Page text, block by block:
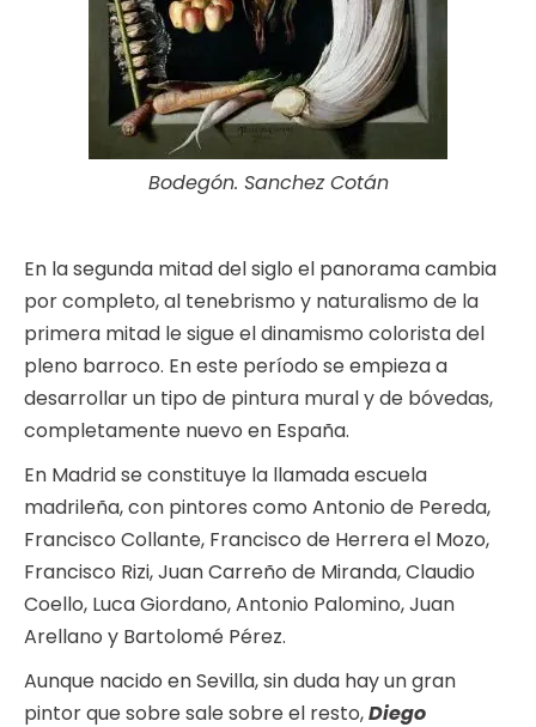
Bodegón. Sanchez Cotán
En la segunda mitad del siglo el panorama cambia
por completo, al tenebrismo y naturalismo de la
primera mitad le sigue el dinamismo colorista del
pleno barroco. En este período se empieza a
desarrollar un tipo de pintura mural y de bóvedas,
completamente nuevo en España.
En Madrid se constituye la llamada escuela
madrileña, con pintores como Antonio de Pereda,
Francisco Collante, Francisco de Herrera el Mozo,
Francisco Rizi, Juan Carreño de Miranda, Claudio
Coello, Luca Giordano, Antonio Palomino, Juan
Arellano y Bartolomé Pérez.
Aunque nacido en Sevilla, sin duda hay un gran
pintor que sobre sale sobre el resto,Diego